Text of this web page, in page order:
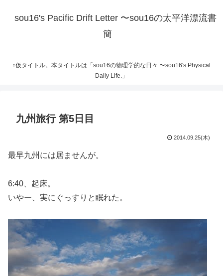
sou16's Pacific Drift Letter 〜sou16の太平洋漂流書
簡
↑仮タイトル。本タイトルは「sou16の物理学的な日々 〜sou16's Physical
Daily Life.」
九州旅行 第5日目
2014.09.25(木)
最早九州には居ませんが。
6:40、起床。
いやー、実にぐっすりと眠れた。